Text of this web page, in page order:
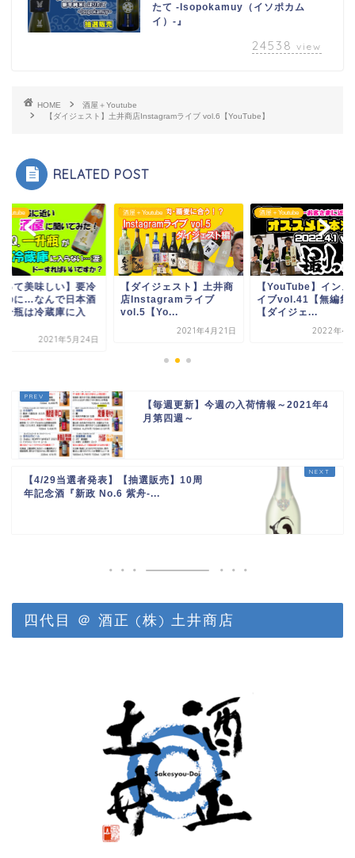
たて -Isopokamuy（イソポカム
イ）-』
24538 view
HOME
酒屋＋Youtube
【ダイジェスト】土井商店Instagramライブ vol.6【YouTube】
RELATED POST
Youtube
って美味しい】要冷
のに…なんで日本酒
升瓶は冷蔵庫に入
2021年5月24日
酒屋＋Youtube
【ダイジェスト】土井商
店Instagramライブ
vol.5【Yo...
2021年4月21日
酒屋＋Youtube
【YouTube】インス
イブvol.41【無編集
【ダイジェ...
2022年4
【毎週更新】今週の入荷情報～2021年4
月第四週～
【4/29当選者発表】【抽選販売】10周
年記念酒『新政 No.6 紫舟-...
四代目 ＠ 酒正 (株) 土井商店